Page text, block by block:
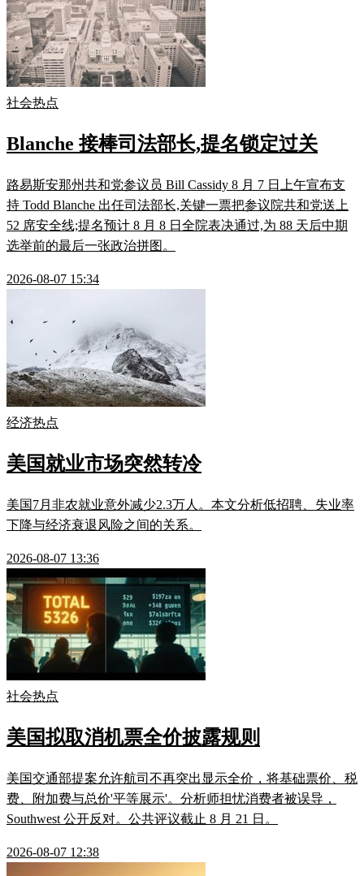
社会热点
Blanche 接棒司法部长,提名锁定过关
路易斯安那州共和党参议员 Bill Cassidy 8 月 7 日上午宣布支
持 Todd Blanche 出任司法部长,关键一票把参议院共和党送上
52 席安全线;提名预计 8 月 8 日全院表决通过,为 88 天后中期
选举前的最后一张政治拼图。
2026-08-07 15:34
经济热点
美国就业市场突然转冷
美国7月非农就业意外减少2.3万人。本文分析低招聘、失业率
下降与经济衰退风险之间的关系。
2026-08-07 13:36
社会热点
美国拟取消机票全价披露规则
美国交通部提案允许航司不再突出显示全价，将基础票价、税
费、附加费与总价'平等展示'。分析师担忧消费者被误导，
Southwest 公开反对。公共评议截止 8 月 21 日。
2026-08-07 12:38